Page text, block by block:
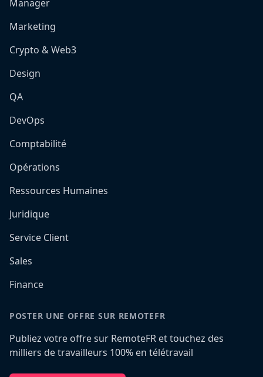
Manager
Marketing
Crypto & Web3
Design
QA
DevOps
Comptabilité
Opérations
Ressources Humaines
Juridique
Service Client
Sales
Finance
POSTER UNE OFFRE SUR REMOTEFR
Publiez votre offre sur RemoteFR et touchez des
milliers de travailleurs 100% en télétravail